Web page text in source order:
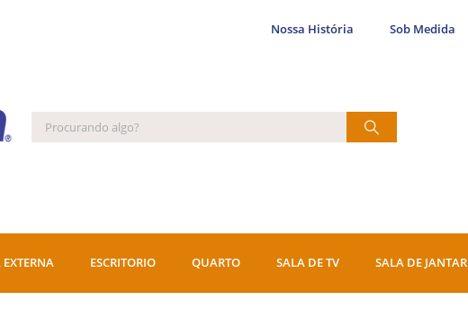
Nossa História Sob Medida
ESCRITORIO QUARTO SALA DE TV SALA DE JANTAR